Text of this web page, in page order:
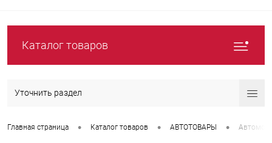
Каталог товаров
Уточнить раздел
Главная страница • Каталог товаров • АВТОТОВАРЫ •